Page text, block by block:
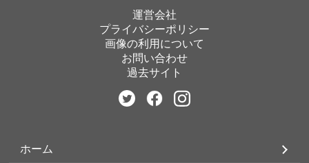
運営会社
プライバシーポリシー
画像の利用について
お問い合わせ
過去サイト
ホーム